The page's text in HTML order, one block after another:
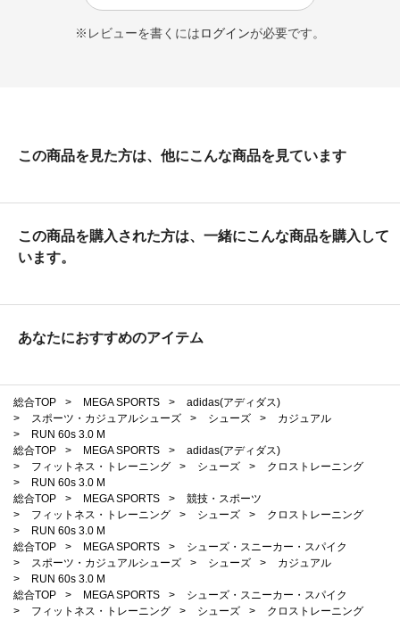
※レビューを書くにはログインが必要です。
この商品を見た方は、他にこんな商品を見ています
この商品を購入された方は、一緒にこんな商品を購入して
います。
あなたにおすすめのアイテム
総合TOP > MEGA SPORTS >
adidas(アディダス)
>
スポーツ・カジュアルシューズ > シューズ >
カジュアル
>
RUN 60s 3.0 M
総合TOP
> MEGA SPORTS >
adidas(アディダス)
>
フィットネス・トレーニング > シューズ >
クロストレーニング
>
RUN 60s 3.0 M
総合TOP
> MEGA SPORTS >
競技・スポーツ
>
フィットネス・トレーニング > シューズ >
クロストレーニング
>
RUN 60s 3.0 M
総合TOP
> MEGA SPORTS >
シューズ・スニーカー・スパイク
>
スポーツ・カジュアルシューズ > シューズ >
カジュアル
>
RUN 60s 3.0 M
総合TOP
> MEGA SPORTS >
シューズ・スニーカー・スパイク
>
フィットネス・トレーニング > シューズ >
クロストレーニング